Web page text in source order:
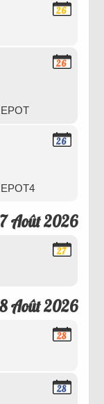
26
26
26
Août 2026
27
Août 2026
28
28